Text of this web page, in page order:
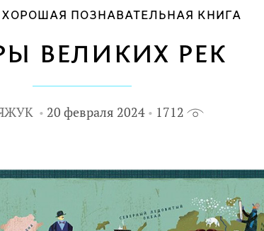
ХОРОШАЯ ПОЗНАВАТЕЛЬНАЯ КНИГА
великих рек
20 февраля 2024 1712